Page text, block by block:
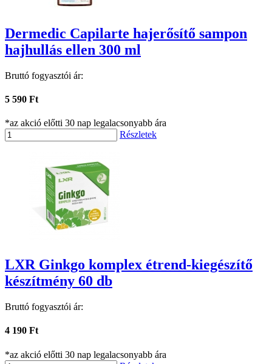
Dermedic Capilarte hajerősítő sampon
hajhullás ellen 300 ml
Bruttó fogyasztói ár:
5 590 Ft
*az akció előtti 30 nap legalacsonyabb ára
Részletek
LXR Ginkgo komplex étrend-kiegészítő
készítmény 60 db
Bruttó fogyasztói ár:
4 190 Ft
*az akció előtti 30 nap legalacsonyabb ára